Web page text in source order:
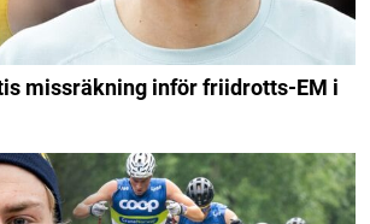
missräkning inför friidrotts-EM i